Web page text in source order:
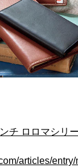
チ ロロマシリ
articles/